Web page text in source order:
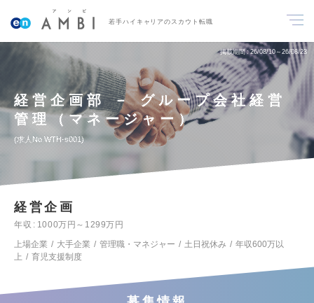
若手ハイキャリアのスカウト転職
掲載期間 26/08/10～26/08/23
経営企画部 － グループ会社経営
管理（マネージャー）
求人No.WTH-s001
経営企画
年収
1000万円～1299万円
上場企業
大手企業 管理職・マネジャー 土日祝休み
年収600万以
上
育児支援制度